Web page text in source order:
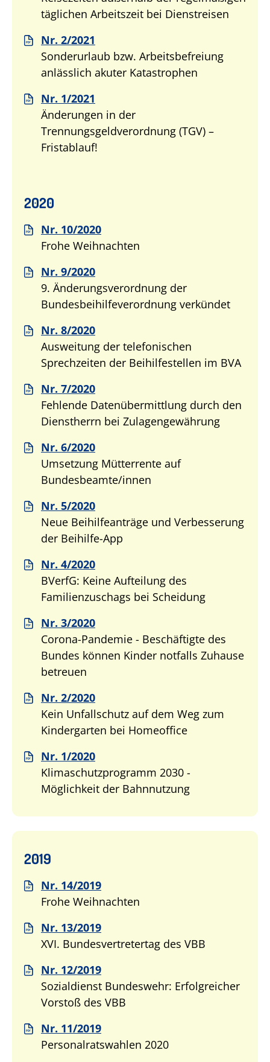
täglichen Arbeitszeit bei Dienstreisen
Nr. 2/2021
Sonderurlaub bzw. Arbeitsbefreiung
anlässlich akuter Katastrophen
Nr. 1/2021
Änderungen in der
Trennungsgeldverordnung (TGV) –
Fristablauf!
2020
Nr. 10/2020
Frohe Weihnachten
Nr. 9/2020
9. Änderungsverordnung der
Bundesbeihilfeverordnung verkündet
Nr. 8/2020
Ausweitung der telefonischen
Sprechzeiten der Beihilfestellen im BVA
Nr. 7/2020
Fehlende Datenübermittlung durch den
Dienstherrn bei Zulagengewährung
Nr. 6/2020
Umsetzung Mütterrente auf
Bundesbeamte/innen
Nr. 5/2020
Neue Beihilfeanträge und Verbesserung
der Beihilfe-App
Nr. 4/2020
BVerfG: Keine Aufteilung des
Familienzuschags bei Scheidung
Nr. 3/2020
Corona-Pandemie - Beschäftigte des
Bundes können Kinder notfalls Zuhause
betreuen
Nr. 2/2020
Kein Unfallschutz auf dem Weg zum
Kindergarten bei Homeoffice
Nr. 1/2020
Klimaschutzprogramm 2030 -
Möglichkeit der Bahnnutzung
2019
Nr. 14/2019
Frohe Weihnachten
Nr. 13/2019
XVI. Bundesvertretertag des VBB
Nr. 12/2019
Sozialdienst Bundeswehr: Erfolgreicher
Vorstoß des VBB
Nr. 11/2019
Personalratswahlen 2020